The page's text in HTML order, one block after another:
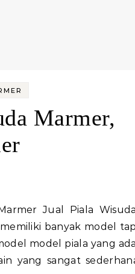
Marmer,
banyak model
model piala yang
yang sangat